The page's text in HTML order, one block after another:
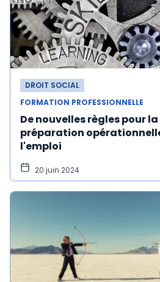
DROIT SOCIAL
FORMATION PROFESSIONNELLE
De nouvelles règles pour la
préparation
l'emploi
20 juin 2024